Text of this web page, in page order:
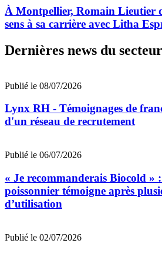
À Montpellier, Romain Lieutier
sens à sa carrière avec Litha
Dernières news du secteur
Publié le 08/07/2026
Lynx RH - Témoignages de
d'un réseau de recrutement
Publié le 06/07/2026
« Je recommanderais Biocold »
poissonnier témoigne après
d’utilisation
Publié le 02/07/2026